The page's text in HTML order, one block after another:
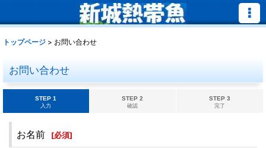
トップページ > お問い合わせ
お問い合わせ
STEP 1
入力
STEP 2
確認
STEP 3
完了
お名前 [必須]